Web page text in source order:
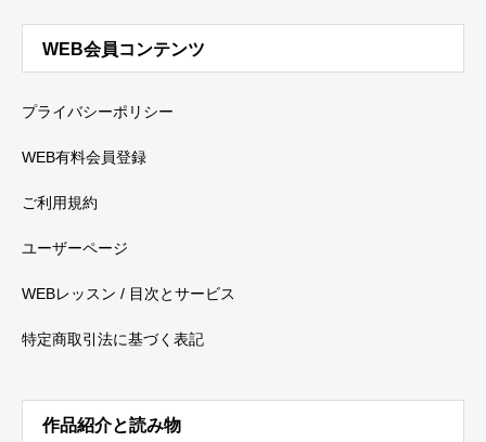
WEB会員コンテンツ
プライバシーポリシー
WEB有料会員登録
ご利用規約
ユーザーページ
WEBレッスン / 目次とサービス
特定商取引法に基づく表記
作品紹介と読み物